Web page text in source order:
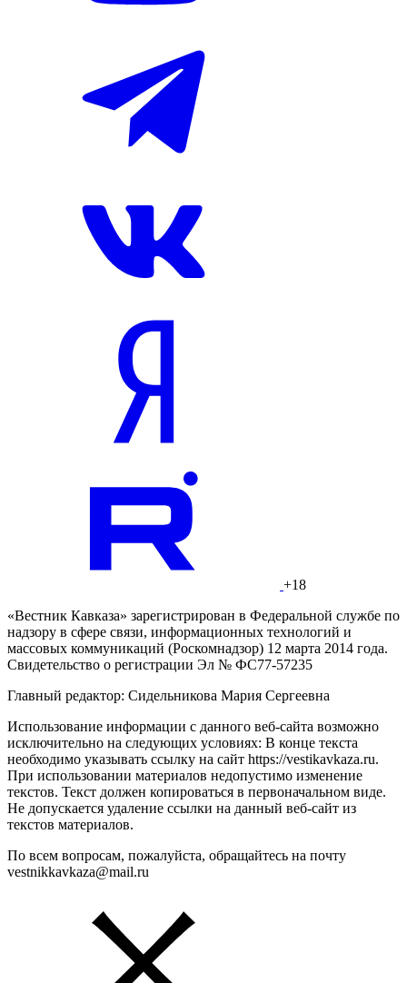
+18
«Вестник Кавказа» зарегистрирован в Федеральной службе по
надзору в сфере связи, информационных технологий и
массовых коммуникаций (Роскомнадзор) 12 марта 2014 года.
Свидетельство о регистрации Эл № ФС77-57235
Главный редактор: Сидельникова Мария Сергеевна
Использование информации с данного веб-сайта возможно
исключительно на следующих условиях: В конце текста
необходимо указывать ссылку на сайт https://vestikavkaza.ru.
При использовании материалов недопустимо изменение
текстов. Текст должен копироваться в первоначальном виде.
Не допускается удаление ссылки на данный веб-сайт из
текстов материалов.
По всем вопросам, пожалуйста, обращайтесь на почту
vestnikkavkaza@mail.ru